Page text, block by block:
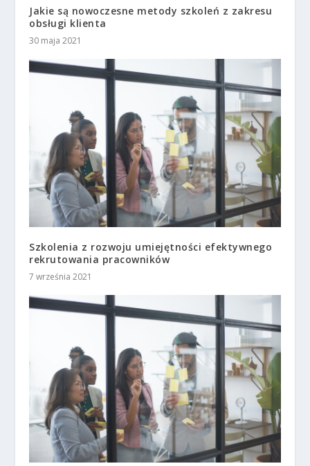
Jakie są nowoczesne metody szkoleń z zakresu
obsługi klienta
30 maja 2021
Szkolenia z rozwoju umiejętności efektywnego
rekrutowania pracowników
7 września 2021